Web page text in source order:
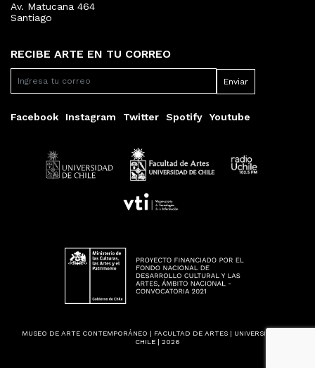
RECIBE ARTE EN TU CORREO
Facebook Instagram Twitter Spotify Youtube
Av. Matucana 464
Santiago
MUSEO DE ARTE CONTEMPORÁNEO | FACULTAD DE ARTES | UNIVERSIDAD DE
CHILE | 2026